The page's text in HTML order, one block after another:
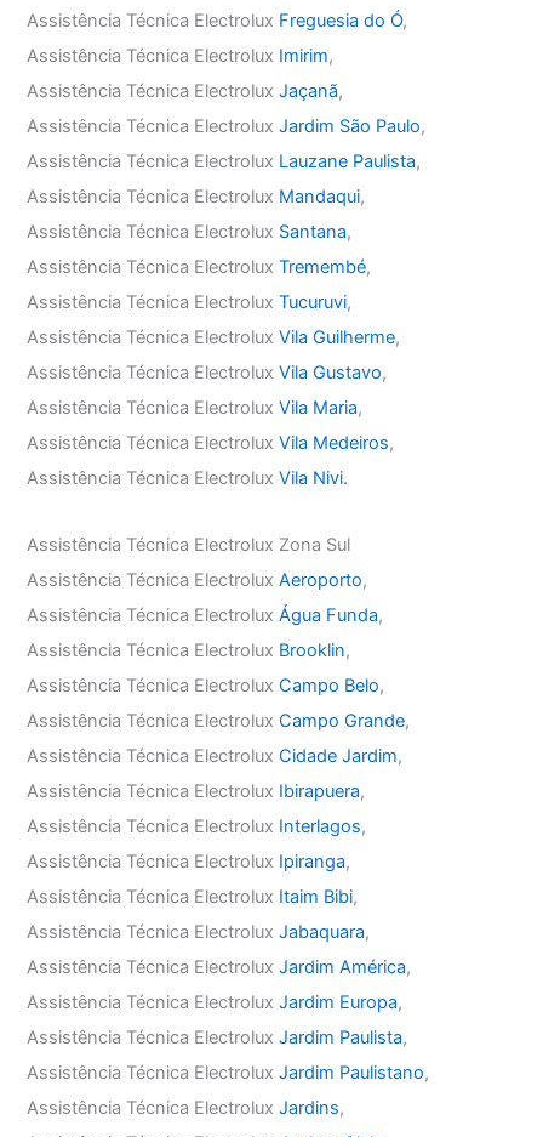
Assistência Técnica Electrolux Freguesia do Ó,
Assistência Técnica Electrolux Imirim,
Assistência Técnica ElectroluxJaçanã,
Assistência Técnica ElectroluxJardim São Paulo,
Assistência Técnica Electrolux Lauzane Paulista,
Assistência Técnica Electrolux Mandaqui,
Assistência Técnica Electrolux Santana,
Assistência Técnica ElectroluxTremembé,
Assistência Técnica ElectroluxTucuruvi,
Assistência Técnica ElectroluxVila Guilherme,
Assistência Técnica ElectroluxVila Gustavo,
Assistência Técnica ElectroluxVila Maria,
Assistência Técnica ElectroluxVila Medeiros,
Assistência Técnica ElectroluxVila Nivi.
Assistência Técnica Electrolux Zona Sul
Assistência Técnica ElectroluxAeroporto,
Assistência Técnica ElectroluxÁgua Funda,
Assistência Técnica Electrolux Brooklin,
Assistência Técnica ElectroluxCampo Belo,
Assistência Técnica ElectroluxCampo Grande,
Assistência Técnica ElectroluxCidade Jardim,
Assistência Técnica Electrolux Ibirapuera,
Assistência Técnica Electrolux Interlagos,
Assistência Técnica Electrolux Ipiranga,
Assistência Técnica Electrolux Itaim Bibi,
Assistência Técnica ElectroluxJabaquara,
Assistência Técnica ElectroluxJardim América,
Assistência Técnica ElectroluxJardim Europa,
Assistência Técnica ElectroluxJardim Paulista,
Assistência Técnica ElectroluxJardim Paulistano,
Assistência Técnica ElectroluxJardins,